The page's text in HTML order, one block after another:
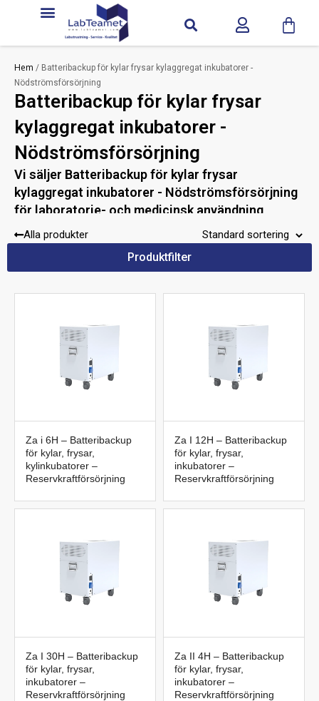
Hem / Batteribackup för kylar frysar kylaggregat inkubatorer -
Nödströmsförsörjning
Batteribackup för kylar frysar
kylaggregat inkubatorer -
Nödströmsförsörjning
Vi säljer Batteribackup för kylar frysar
kylaggregat inkubatorer - Nödströmsförsörjning
för laboratorie- och medicinsk användning
Behöver du hjälp med att hitta rätt bland
- Nödströmsförsörjning?
labteamet@labteamet.com
Alla produkter
Produktfilter
Za i 6H – Batteribackup
för kylar, frysar,
kylinkubatorer –
Reservkraftförsörjning
Za I 12H – Batteribackup
för kylar, frysar,
inkubatorer –
Reservkraftförsörjning
Za I 30H – Batteribackup
för kylar, frysar,
inkubatorer –
Reservkraftförsörjning
Za II 4H – Batteribackup
för kylar, frysar,
inkubatorer –
Reservkraftförsörjning